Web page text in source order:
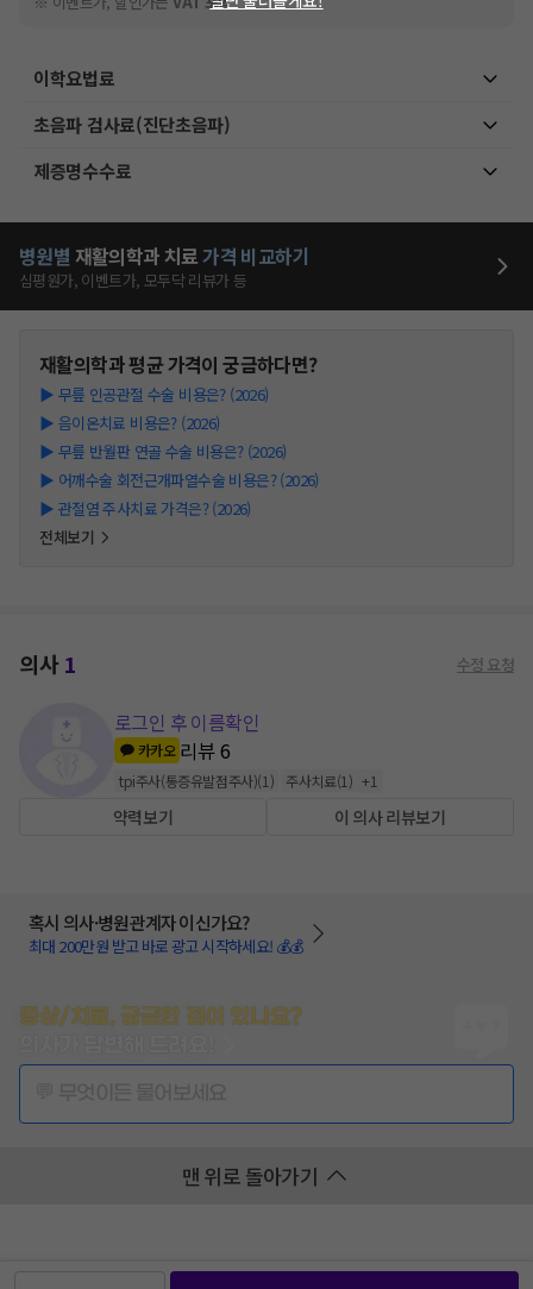
이학요법료
초음파 검사료(진단초음파)
제증명수수료
병원별 재활의학과 치료가격 비교하기
심평원가, 이벤트가, 모두닥 리뷰가 등
재활의학과평균 가격이 궁금하다면?
▶ 무릎 인공관절 수술 비용은? (2026)
▶ 음이온치료 비용은? (2026)
▶ 무릎 반월판 연골 수술 비용은? (2026)
▶ 어깨수술 회전근개파열수술 비용은? (2026)
▶ 관절염 주사치료 가격은? (2026)
전체보기
의사1 수정 요청
로그인 후 이름확인
카카오 리뷰6
tpi주사(통증유발점주사)(1 ) 주사치료(1 ) +1
약력보기 이 의사 리뷰보기
혹시 의사·병원관계자 이신가요?
최대 200만원 받고 바로 광고 시작하세요! 💰💰
증상/치료, 궁금한 점이 있나요?
맨 위로 돌아가기